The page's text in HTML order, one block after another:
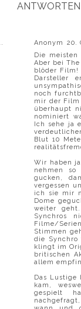
ANTWORTEN
Anonym
20.
Die
Aber bei
blöder Film!
Darsteller
noch
mir der Film
überhaupt
nominiert
Ich sehe ja
Blut 10
Wir haben
nehmen
gucken,
vergessen
ich sie mir
Dome
weiter
Synchros
Filme/
Stimmen
die Synchro
klingt im
britischen
allem
Das Lustige
kam,
gespielt